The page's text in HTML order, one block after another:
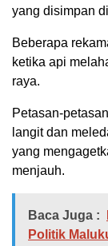
yang disimpan
Beberapa
ketika api
raya.
Petasan-
langit dan
yang
menjauh.
Baca Juga :
Politik